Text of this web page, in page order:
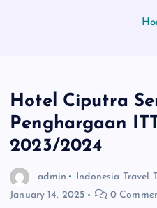
Hotel Ciputra
Penghargaan
2023/2024
admin Indonesia Travel
January 14, 2025
0